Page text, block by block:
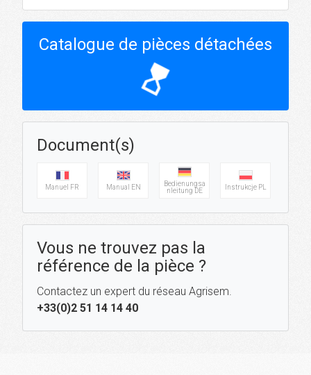
Catalogue de pièces détachées
hourglass_top
Document(s)
Manuel FR Manual EN
Bedienungsa
nleitung DE
Instrukcje PL
Vous ne trouvez pas la
référence de la pièce ?
Contactez un expert du réseau Agrisem.
+33(0)2 51 14 14 40